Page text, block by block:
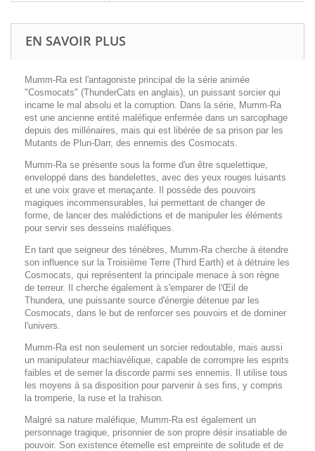
EN SAVOIR PLUS
Mumm-Ra est l'antagoniste principal de la série animée
"Cosmocats" (ThunderCats en anglais), un puissant sorcier qui
incarne le mal absolu et la corruption. Dans la série, Mumm-Ra
est une ancienne entité maléfique enfermée dans un sarcophage
depuis des millénaires, mais qui est libérée de sa prison par les
Mutants de Plun-Darr, des ennemis des Cosmocats.
Mumm-Ra se présente sous la forme d'un être squelettique,
enveloppé dans des bandelettes, avec des yeux rouges luisants
et une voix grave et menaçante. Il possède des pouvoirs
magiques incommensurables, lui permettant de changer de
forme, de lancer des malédictions et de manipuler les éléments
pour servir ses desseins maléfiques.
En tant que seigneur des ténèbres, Mumm-Ra cherche à étendre
son influence sur la Troisième Terre (Third Earth) et à détruire les
Cosmocats, qui représentent la principale menace à son règne
de terreur. Il cherche également à s'emparer de l'Œil de
Thundera, une puissante source d'énergie détenue par les
Cosmocats, dans le but de renforcer ses pouvoirs et de dominer
l'univers.
Mumm-Ra est non seulement un sorcier redoutable, mais aussi
un manipulateur machiavélique, capable de corrompre les esprits
faibles et de semer la discorde parmi ses ennemis. Il utilise tous
les moyens à sa disposition pour parvenir à ses fins, y compris
la tromperie, la ruse et la trahison.
Malgré sa nature maléfique, Mumm-Ra est également un
personnage tragique, prisonnier de son propre désir insatiable de
pouvoir. Son existence éternelle est empreinte de solitude et de